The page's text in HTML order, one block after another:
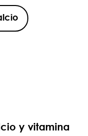
y vitamina